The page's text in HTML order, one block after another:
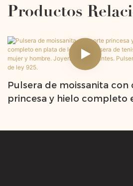
Productos
Pulsera de moissanita con
princesa y hielo completo